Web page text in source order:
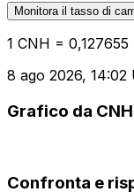
Monitora il tasso di
1 CNH = 0,127655
8 ago 2026, 14:02
Grafico da CNH
Confronta e